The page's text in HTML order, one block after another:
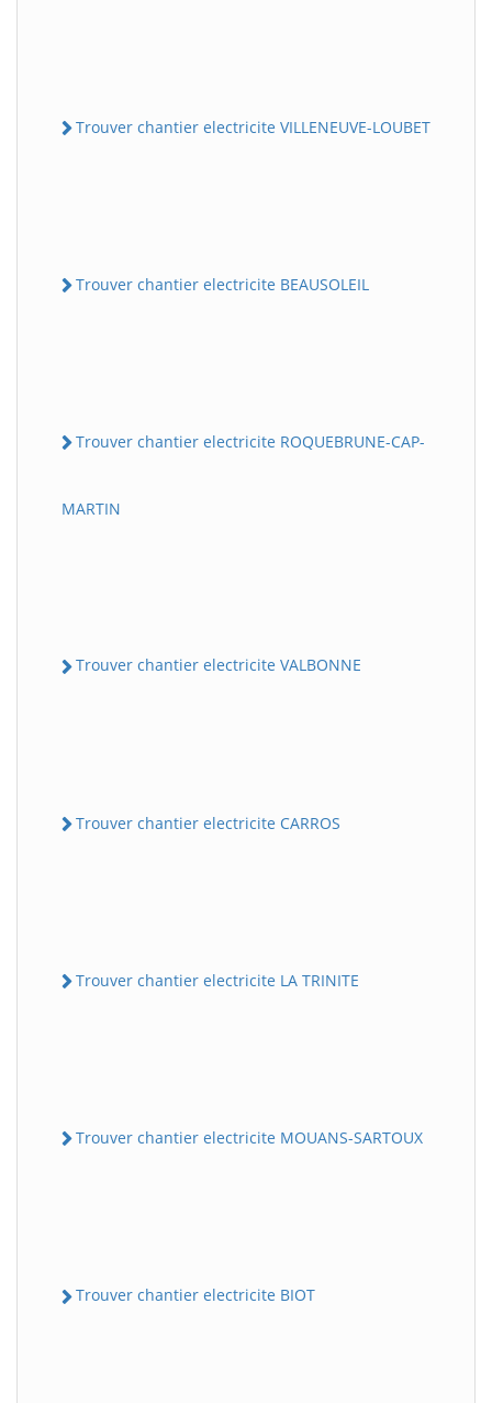
Trouver chantier electricite VILLENEUVE-LOUBET
Trouver chantier electricite BEAUSOLEIL
Trouver chantier electricite ROQUEBRUNE-CAP-
MARTIN
Trouver chantier electricite VALBONNE
Trouver chantier electricite CARROS
Trouver chantier electricite LA TRINITE
Trouver chantier electricite MOUANS-SARTOUX
Trouver chantier electricite BIOT